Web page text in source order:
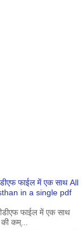
फाईल में एक साथ All
in a single pdf
फाईल में एक साथ
की कम्...